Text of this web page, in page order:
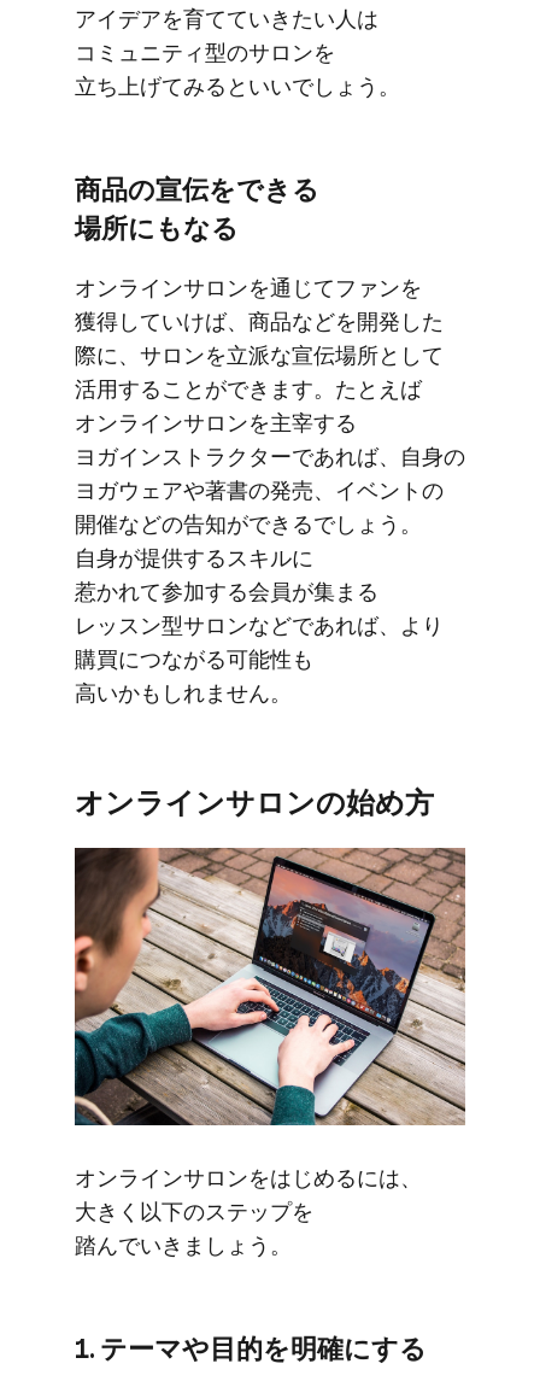
アイデアを​育てていきたい​人は​
コミュニティ型の​サロンを​
立ち上げてみると​いいでしょう。
商品の​宣伝を​できる​
場所にもなる
オンラインサロンを​通じて​ファンを​
獲得していけば、​商品などを​開発した​
際に、​サロンを​立派な​宣伝場所と​して​
活用する​ことができます。​たとえば​
オンラインサロンを​主宰する​
ヨガインストラクターで​あれば、​自身の​
ヨガウェアや​著書の​発売、​イベントの​
開催などの​告知が​できるでしょう。​
自身が​提供する​スキルに​
惹かれて参加する​会員が​集まる​
レッスン型サロンなどであれば、​より​
購買に​つながる​可能性も​
高いかもしれません。
オンラインサロンの​始め方
オンラインサロンを​はじめるには、​
大きく​以下の​ステップを​
踏んでいきましょう。
1. テーマや​目的を​明確に​する